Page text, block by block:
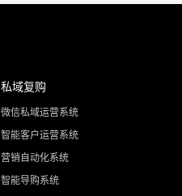
私域复购
微信私域运营系统
智能客户运营系统
营销自动化系统
智能导购系统